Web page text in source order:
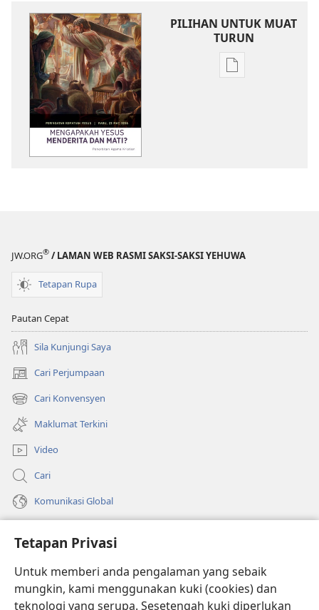
Tetapan Privasi
Untuk memberi anda pengalaman yang sebaik
mungkin, kami menggunakan kuki (cookies) dan
teknologi yang serupa. Sesetengah kuki diperlukan
PILIHAN UNTUK MUAT
TURUN
Pilihan
dan
JW.ORG® / LAMAN WEB RASMI SAKSI-SAKSI YEHUWA
Tetapan Rupa
Pautan Cepat
Sila Kunjungi Saya
Cari Perjumpaan
(membuka
tetingkap
baharu)
Cari Konvensyen
(membuka
tetingkap
baharu)
Maklumat Terkini
Video
Cari
Komunikasi Global
(membuka
tetingkap
baharu)PERPUSTAKAAN DALAM TALIAN Watchtower